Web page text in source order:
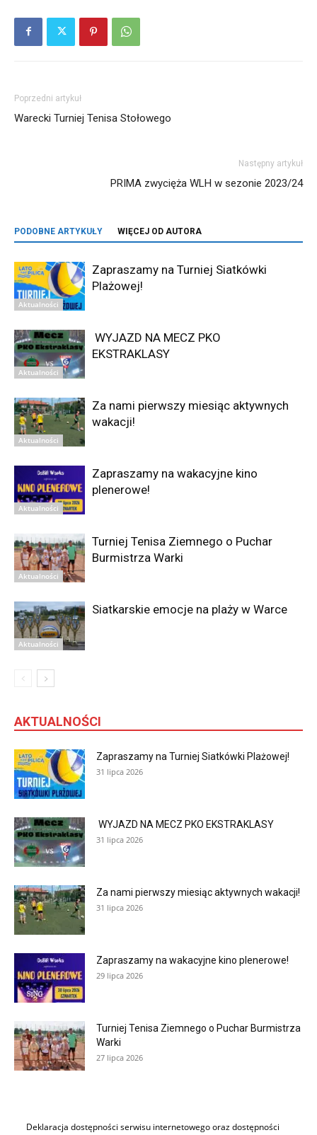
Poprzedni artykuł
Warecki Turniej Tenisa Stołowego
Następny artykuł
PRIMA zwycięża WLH w sezonie 2023/24
PODOBNE ARTYKUŁY WIĘCEJ OD AUTORA
Aktualności
Zapraszamy na Turniej Siatkówki
Plażowej!
Aktualności
WYJAZD NA MECZ PKO
EKSTRAKLASY
Aktualności
Za nami pierwszy miesiąc aktywnych
wakacji!
Aktualności
Zapraszamy na wakacyjne kino
plenerowe!
Aktualności
Turniej Tenisa Ziemnego o Puchar
Burmistrza Warki
Aktualności
Siatkarskie emocje na plaży w Warce
AKTUALNOŚCI
Zapraszamy na Turniej Siatkówki Plażowej!
31 lipca 2026
WYJAZD NA MECZ PKO EKSTRAKLASY
31 lipca 2026
Za nami pierwszy miesiąc aktywnych wakacji!
31 lipca 2026
Zapraszamy na wakacyjne kino plenerowe!
29 lipca 2026
Turniej Tenisa Ziemnego o Puchar Burmistrza
Warki
27 lipca 2026
Deklaracja dostępności serwisu internetowego oraz dostępności